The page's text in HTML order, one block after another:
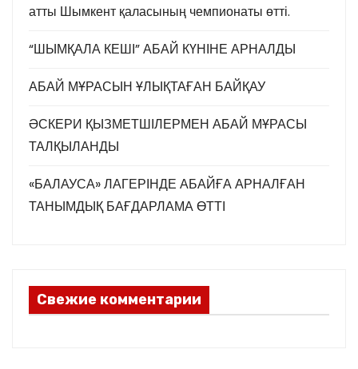
атты Шымкент қаласының чемпионаты өтті.
“ШЫМҚАЛА КЕШІ” АБАЙ КҮНІНЕ АРНАЛДЫ
АБАЙ МҰРАСЫН ҰЛЫҚТАҒАН БАЙҚАУ
ӘСКЕРИ ҚЫЗМЕТШІЛЕРМЕН АБАЙ МҰРАСЫ
ТАЛҚЫЛАНДЫ
«БАЛАУСА» ЛАГЕРІНДЕ АБАЙҒА АРНАЛҒАН
ТАНЫМДЫҚ БАҒДАРЛАМА ӨТТІ
Свежие комментарии